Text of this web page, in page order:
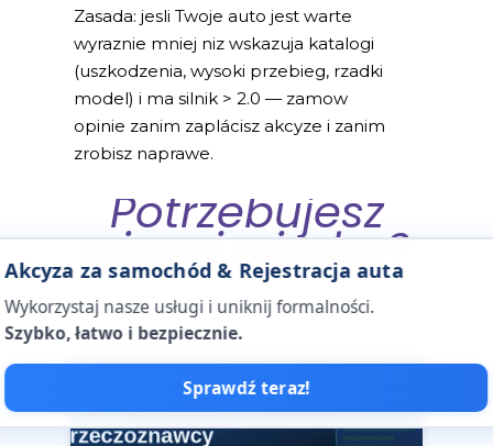
Akcyza za samochód & Rejestracja auta
Wykorzystaj nasze usługi i uniknij formalności.
Szybko, łatwo i bezpiecznie.
Sprawdź teraz!
Zasada: jesli Twoje auto jest warte
wyraznie mniej niz wskazuja katalogi
(uszkodzenia, wysoki przebieg, rzadki
model) i ma silnik > 2.0 — zamow
opinie zanim zaplácisz akcyze i zanim
zrobisz naprawe.
Potrzebujesz
więcej wiedzy?